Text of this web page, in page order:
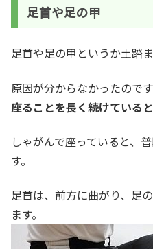
足首や足の甲
足首や足の甲というか土踏
原因が分からなかったので
座ることを長く続けている
しゃがんで座っていると、
す。
足首は、前方に曲がり、足
ます。